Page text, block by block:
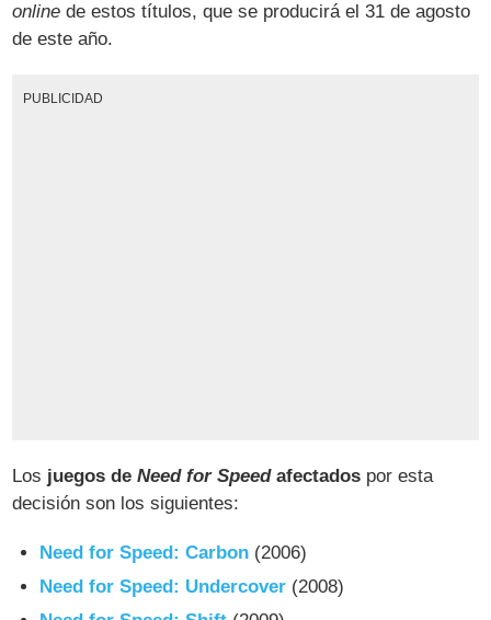
online de estos títulos, que se producirá el 31 de agosto
de este año.
PUBLICIDAD
Los juegos deNeed for Speedafectados por esta
decisión son los siguientes:
Need for Speed: Carbon (2006)
Need for Speed: Undercover (2008)